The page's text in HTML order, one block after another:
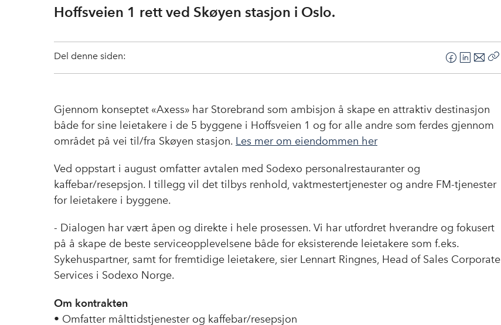
Hoffsveien 1 rett ved Skøyen stasjon i Oslo.
Del denne siden:
F
a
e
L
i
k
e
d
E
-
o
Gjennom konseptet «Axess» har Storebrand som ambisjon å skape en attraktiv destinasjon
både for sine leietakere i de 5 byggene i Hoffsveien 1 og for alle andre som ferdes gjennom
området på vei til/fra Skøyen stasjon. Les mer om eiendommen her
Ved oppstart i august omfatter avtalen med Sodexo personalrestauranter og
kaffebar/resepsjon. I tillegg vil det tilbys renhold, vaktmestertjenester og andre FM-tjenester
for leietakere i byggene.
- Dialogen har vært åpen og direkte i hele prosessen. Vi har utfordret hverandre og fokusert
på å skape de beste serviceopplevelsene både for eksisterende leietakere som f.eks.
Sykehuspartner, samt for fremtidige leietakere, sier Lennart Ringnes, Head of Sales Corporate
Services i Sodexo Norge.
Om kontrakten
• Omfatter målttidstjenester og kaffebar/resepsjon